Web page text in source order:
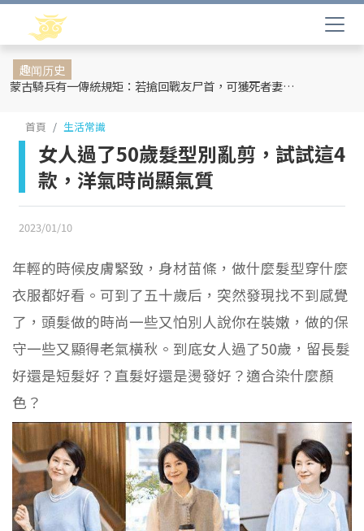
趣闻历史
蒙古騎兵有一傳統規矩：若搶回戰友尸首，可獲死者妻妾和全部牲畜
首頁 生活常識
女人過了50歲髮型別亂剪，試試這4
款，洋氣時尚顯氣質
2023/01/10
年輕的時候皮膚緊致，身材苗條，做什麼髮型穿什麼
衣服都好看。可到了五十歲后，突然發現找不到感覺
了，頭髮做的時尚一些又怕別人說你在裝嫩，做的保
守一些又顯得老氣橫秋。到底女人過了50歲，留長髮
好還是短髮好？直髮好還是燙發好？適合染什麼顏
色？